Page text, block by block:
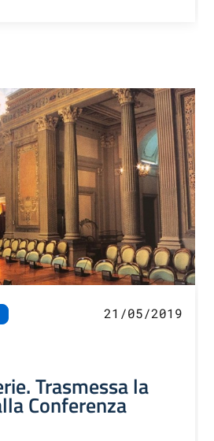
21/05/2019
Trasmessa la
Conferenza